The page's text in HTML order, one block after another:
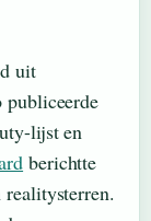
uit
publiceerde
lijst en
berichtte